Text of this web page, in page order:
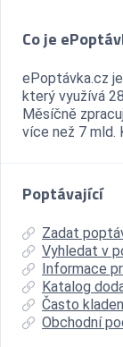
Co je
ePoptávka.cz
který využívá
Měsíčně
více než 7 mld.
Poptávající
Zadat
Vyhledat v
Informace
Katalog
Často
Obchodní